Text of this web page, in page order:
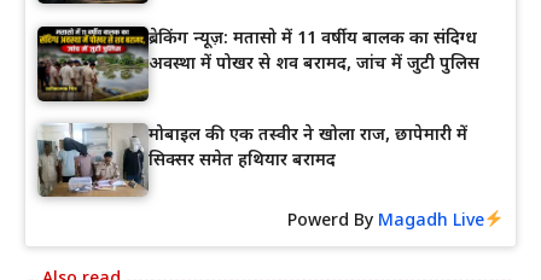
ब्रेकिंग न्यूज़: मतासो में 11 वर्षीय बालक का संदिग्ध
अवस्था में पोखर से शव बरामद, जांच में जुटी पुलिस
मोबाइल की एक तस्वीर ने खोला राज, छापेमारी में
सिक्सर समेत हथियार बरामद
Powerd By Magadh Live